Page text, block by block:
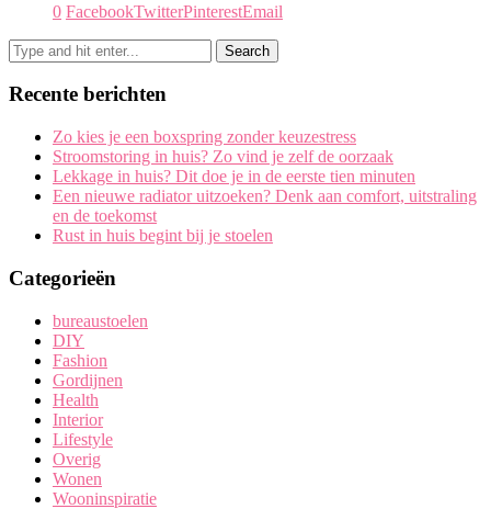
0 FacebookTwitterPinterestEmail
Recente berichten
Zo kies je een boxspring zonder keuzestress
Stroomstoring in huis? Zo vind je zelf de oorzaak
Lekkage in huis? Dit doe je in de eerste tien minuten
Een nieuwe radiator uitzoeken? Denk aan comfort, uitstraling
en de toekomst
Rust in huis begint bij je stoelen
Categorieën
bureaustoelen
DIY
Fashion
Gordijnen
Health
Interior
Lifestyle
Overig
Wonen
Wooninspiratie